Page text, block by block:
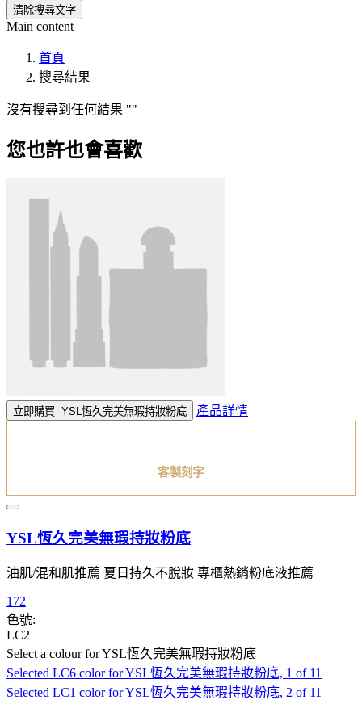
清除搜尋文字
Main content
首頁
搜尋結果
沒有搜尋到任何結果
您也許也會喜歡
立即購買 YSL恆久完美無瑕持妝粉底 產品詳情
客製刻字
YSL恆久完美無瑕持妝粉底
油肌/混和肌推薦 夏日持久不脫妝 專櫃熱銷粉底液推薦
172
色號:
LC2
Select a colourfor YSL恆久完美無瑕持妝粉底
Selected LC6 color for YSL恆久完美無瑕持妝粉底, 1 of 11
Selected LC1 color for YSL恆久完美無瑕持妝粉底, 2 of 11